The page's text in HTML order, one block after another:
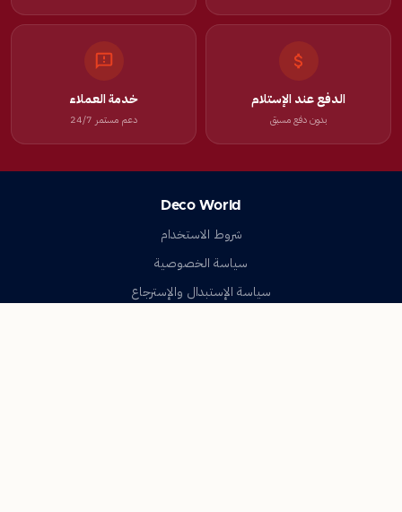
الدفع عند الإستلام
بدون دفع مسبق
خدمة العملاء
دعم مستمر 24/7
Deco World
شروط الاستخدام
سياسة الخصوصية
سياسة الإستبدال والإسترجاع